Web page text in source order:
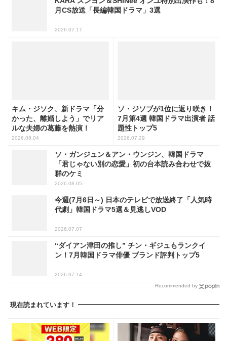
月CS放送「長編韓国ドラマ」3選
2026.07.17
キム・ジソク、新ドラマ「分
かった、離婚しよう」でリア
ルな夫婦の葛藤を熱演！
2026.08.04
ソ・ジソブが1位に返り咲き！
7月第4週 韓国ドラマ出演者 話
題性トップ5
2026.07.29
ソ・ガンジュン＆アン・ウンジン、韓国ドラマ
「君じゃない別の恋愛」初の台本読み合わせで抜
群のケミ
2026.08.05
今週(7月6日～) 日本のテレビで放送終了「人気時
代劇」韓国ドラマ5選＆見逃しVOD
2026.07.07
“ダイアン津田の推し” チン・ギジュもランクイ
ン！7月韓国ドラマ俳優 ブランド評判トップ5
2026.07.14
Recommended by
現在読まれています！